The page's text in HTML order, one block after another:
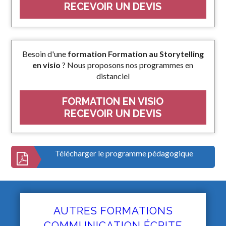
RECEVOIR UN DEVIS
Besoin d'une formation Formation au Storytelling
en visio ? Nous proposons nos programmes en
distanciel
FORMATION EN VISIO
RECEVOIR UN DEVIS
Télécharger le programme pédagogique
AUTRES FORMATIONS